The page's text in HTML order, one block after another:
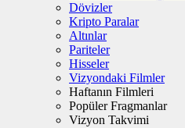
Dövizler
Kripto Paralar
Altınlar
Pariteler
Hisseler
Vizyondaki Filmler
Haftanın Filmleri
Popüler Fragmanlar
Vizyon Takvimi